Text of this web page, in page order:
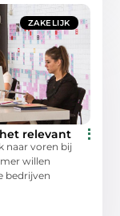
ZAKELIJK
relevant
naar voren bij
willen
bedrijven